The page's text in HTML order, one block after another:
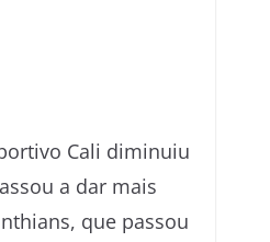
Cali diminuiu
a dar mais
que passou